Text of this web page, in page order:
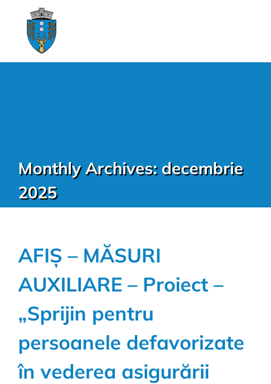
Monthly Archives: decembrie
2025
AFIȘ – MĂSURI
AUXILIARE – Proiect –
„Sprijin pentru
persoanele defavorizate
în vederea asigurării